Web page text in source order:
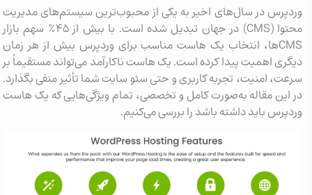
وردپرس در سال‌های اخیر به یکی از محبوب‌ترین سیستم‌های مدیریت
محتوا (CMS) در جهان تبدیل شده است. با بیش از ۴۵٪ سهم بازار
CMSها، انتخاب یک هاست مناسب برای وردپرس بیش از هر زمان
دیگری اهمیت پیدا کرده است. یک هاست ناکارآمد می‌تواند مستقیماً بر
سرعت، امنیت، تجربه کاربری و حتی سئو سایت شما تأثیر منفی بگذارد.
در این مقاله به‌صورت کامل و تخصصی، تمام ویژگی‌هایی که یک هاست
وردپرس باید داشته باشد را بررسی می‌کنیم.